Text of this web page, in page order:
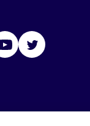
Youtube